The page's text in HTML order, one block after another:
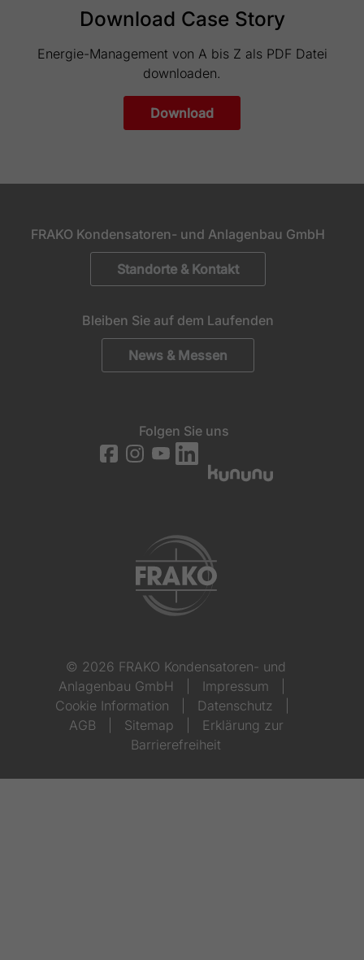
Download Case Story
Energie-Management von A bis Z als PDF Datei
downloaden.
Download
FRAKO Kondensatoren- und Anlagenbau GmbH
Standorte & Kontakt
Bleiben Sie auf dem Laufenden
News & Messen
Folgen Sie uns
© 2026 FRAKO Kondensatoren- und
Anlagenbau GmbH
Impressum
Cookie Information
Datenschutz
AGB
Sitemap
Erklärung zur
Barrierefreiheit